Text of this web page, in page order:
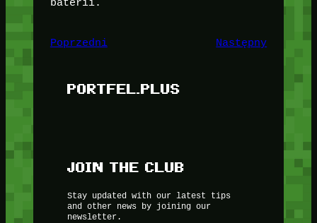
Poprzedni Następny
PORTFEL.PLUS
JOIN THE CLUB
Stay updated with our latest tips
and other news by joining our
newsletter.